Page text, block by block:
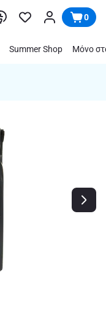
0
Summer Shop Μόνο